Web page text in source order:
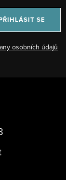
osobních údajů
SE